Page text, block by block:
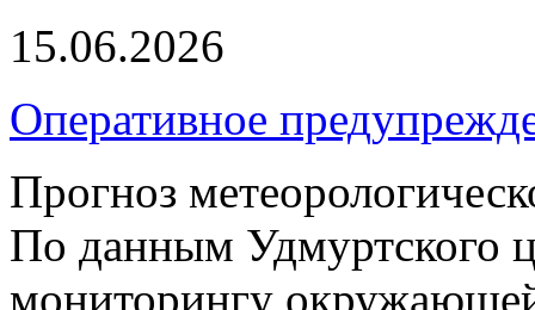
15.06.2026
Оперативное
Прогноз
По данным Удмуртского
мониторингу